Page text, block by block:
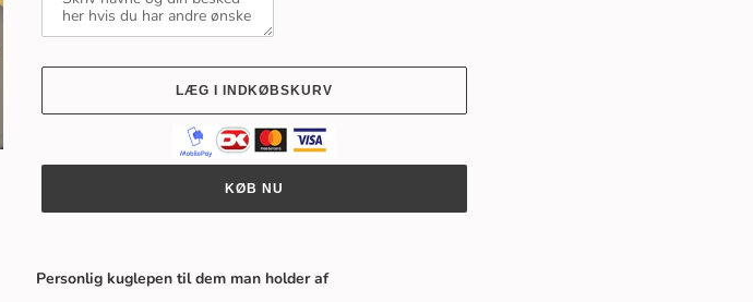
LÆG I INDKØBSKURV
KØB NU
produkt
i
Personlig kuglepen til dem man holder af